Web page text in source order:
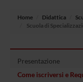
Home Didattica
Scuola di
Presentazione
Come iscriversi e